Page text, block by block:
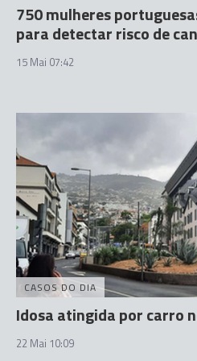
750 mulheres
para detectar risco de
15 Mai 07:42
CASOS DO DIA
Idosa atingida por carro
22 Mai 10:09